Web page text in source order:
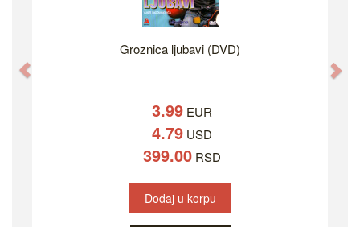
Groznica ljubavi (DVD)
3.99 EUR
4.79 USD
399.00 RSD
Dodaj u korpu